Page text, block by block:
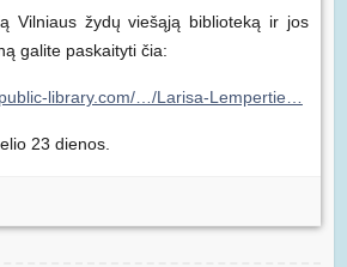
Vilniaus žydų viešąją biblioteką ir jos
galite paskaityti čia:
library.com/…/Larisa-Lempertie…
23 dienos.